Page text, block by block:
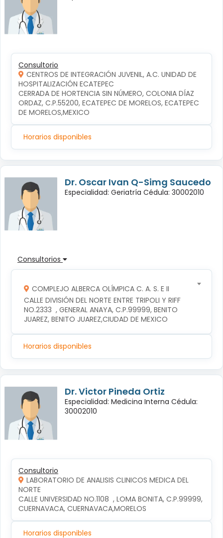
Consultorio
CENTROS DE INTEGRACIÓN JUVENIL, A.C. UNIDAD DE
HOSPITALIZACIÓN ECATEPEC
CERRADA DE HORTENCIA SIN NÚMERO, COLONIA DÍAZ
ORDAZ, C.P.55200, ECATEPEC DE MORELOS, ECATEPEC
DE MORELOS,MEXICO
Horarios disponibles
Dr. Oscar Ivan Q-Simg Saucedo
Especialidad: Geriatría Cédula: 30002010
Consultorios
COMPLEJO ALBERCA OLÍMPICA C. A. S. E II
CALLE DIVISIÓN DEL NORTE ENTRE TRIPOLI Y RIFF
NO.2333  , GENERAL ANAYA, C.P.99999, BENITO
JUAREZ, BENITO JUAREZ,CIUDAD DE MEXICO
Horarios disponibles
Dr. Victor Pineda Ortiz
Especialidad: Medicina Interna Cédula:
30002010
Consultorio
LABORATORIO DE ANALISIS CLINICOS MEDICA DEL
NORTE
CALLE UNIVERSIDAD NO.1108  , LOMA BONITA, C.P.99999,
CUERNAVACA, CUERNAVACA,MORELOS
Horarios disponibles